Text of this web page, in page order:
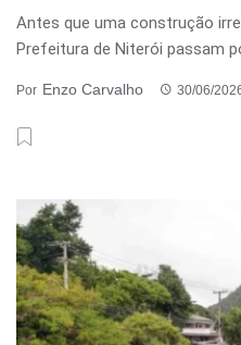
Antes que uma construção
Prefeitura de Niterói passam
Por Enzo Carvalho 30/06/